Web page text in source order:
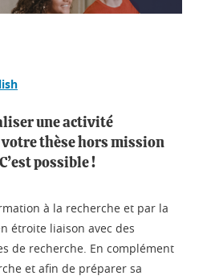
une activité
thèse hors mission
possible !
à la recherche et par la
étroite liaison avec des
de recherche. En complément
et afin de préparer sa